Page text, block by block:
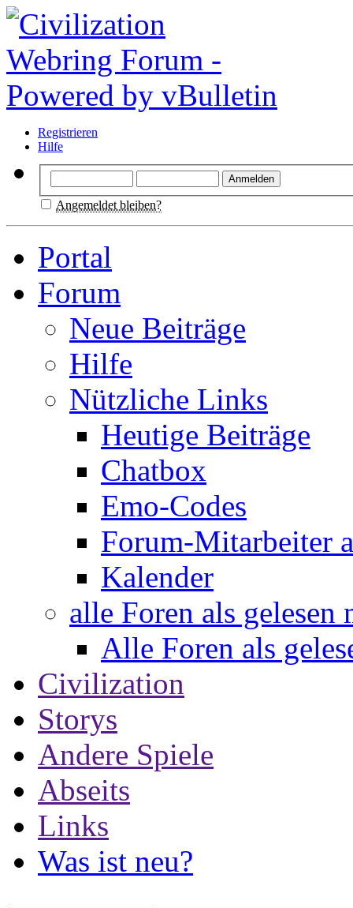
Registrieren
Hilfe
Angemeldet bleiben?
Portal
Forum
Neue Beiträge
Hilfe
Nützliche Links
Heutige Beiträge
Chatbox
Emo-Codes
Forum-Mitarbeiter
Kalender
alle Foren als gelesen
Alle Foren als
Civilization
Storys
Andere Spiele
Abseits
Links
Was ist neu?